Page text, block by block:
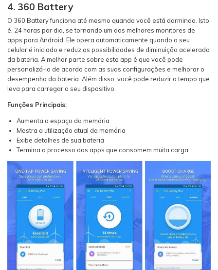
4. 360 Battery
O 360 Battery funciona até mesmo quando você está dormindo. Isto
é, 24 horas por dia, se tornando um dos melhores monitores de
apps para Android. Ele opera automaticamente quando o seu
celular é iniciado e reduz as possibilidades de diminuição acelerada
da bateria. A melhor parte sobre este app é que você pode
personalizá-lo de acordo com as suas configurações e melhorar o
desempenho da bateria. Além disso, você pode reduzir o tempo que
leva para carregar o seu dispositivo.
Funções Principais:
Aumenta o espaço da memória
Mostra a utilização atual da memória
Exibe detalhes de sua bateria
Termina o processo dos apps que consomem muita carga